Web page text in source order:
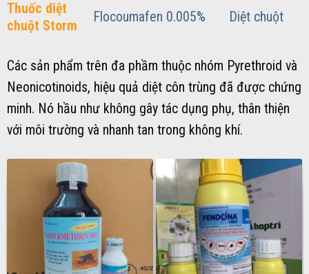
Thuốc diệt
chuột Storm
Flocoumafen 0.005% Diệt chuột
Các sản phẩm trên đa phầm thuộc nhóm Pyrethroid và
Neonicotinoids, hiệu quả diệt côn trùng đã được chứng
minh. Nó hầu như không gây tác dụng phụ, thân thiện
với môi trường và nhanh tan trong không khí.